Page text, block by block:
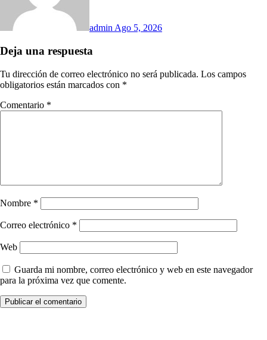
adminAgo 5, 2026
Deja una respuesta
Tu dirección de correo electrónico no será publicada. Los campos
obligatorios están marcados con *
Comentario *
Nombre *
Correo electrónico *
Web
Guarda mi nombre, correo electrónico y web en este navegador
para la próxima vez que comente.